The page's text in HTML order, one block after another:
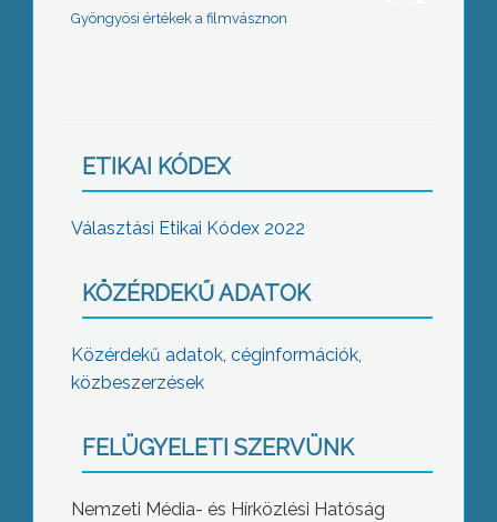
Gyöngyösi értékek a filmvásznon
ETIKAI KÓDEX
Választási Etikai Kódex 2022
KÖZÉRDEKŰ ADATOK
Közérdekű adatok, céginformációk,
közbeszerzések
FELÜGYELETI SZERVÜNK
Nemzeti Média- és Hírközlési Hatóság